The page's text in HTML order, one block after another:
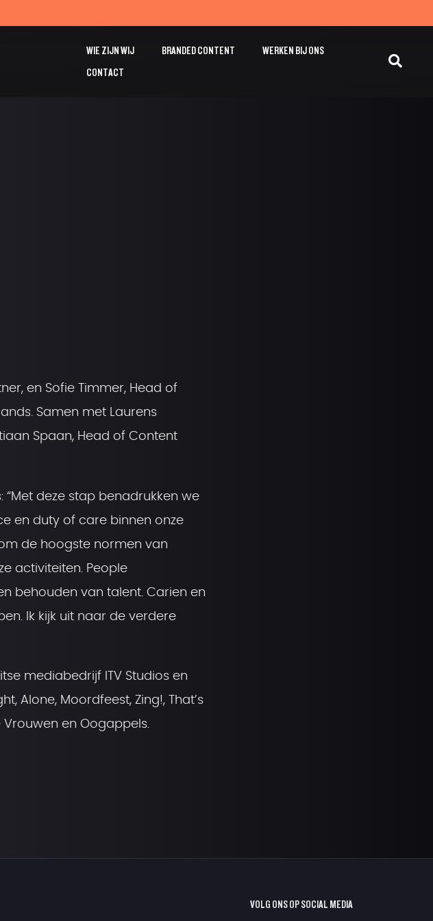
WIE ZIJN WIJ BRANDED CONTENT
WERKEN BIJ ONS
CONTACT
en Sofie Timmer, Head of
Samen met Laurens
Spaan, Head of Content
“Met deze stap benadrukken we
en duty of care binnen onze
de hoogste normen van
activiteiten. People
behouden van talent. Carien en
Ik kijk uit naar de verdere
mediabedrijf ITV Studios en
Alone, Moordfeest, Zing!, That’s
Vrouwen en Oogappels.
VOLG ONS OP SOCIAL MEDIA